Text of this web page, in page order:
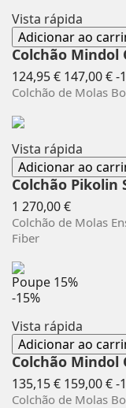
Vista rápida
Adicionar ao
Colchão Mindol
124,95 € Preço
normal
147,00 €-
Colchão de Molas
Vista rápida
Adicionar ao
Colchão Pikolin
1 270,00 €Preço
Colchão de Molas
Fiber
Poupe 15%
-15%
Vista rápida
Adicionar ao
Colchão Mindol
135,15 € Preço
normal
159,00 €-
Colchão de Molas